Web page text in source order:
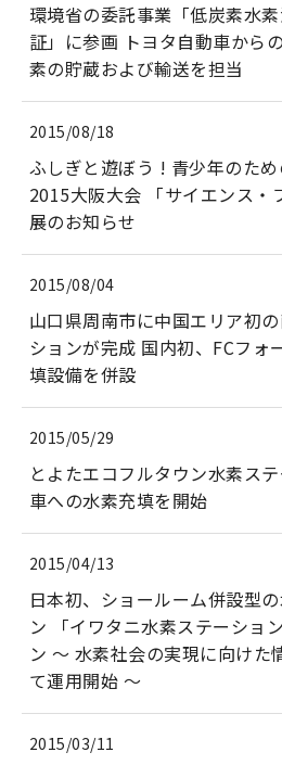
環境省の委託事業「低炭素水
証」に参画 トヨタ自動車から
素の貯蔵および輸送を担当
2015/08/18
ふしぎと遊ぼう ! 青少年のた
2015大阪大会 「サイエンス・
展のお知らせ
2015/08/04
山口県周南市に中国エリア初
ションが完成 国内初、FCフォ
填設備を併設
2015/05/29
とよたエコフルタウン水素ス
車への水素充填を開始
2015/04/13
日本初、ショールーム併設型
ン 「イワタニ水素ステーショ
ン ～ 水素社会の実現に向けた
て運用開始 ～
2015/03/11